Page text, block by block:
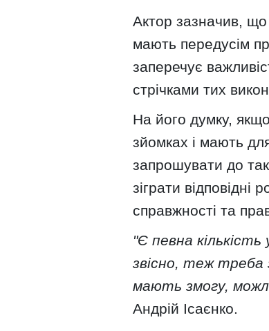
Актор зазначив, що
мають передусім
заперечує
стрічками тих
На його думку,
зйомках і мають
запрошувати до
зіграти
справжності та
"Є певна кількість
звісно, теж треба
мають змогу,
Андрій Ісаєнко.